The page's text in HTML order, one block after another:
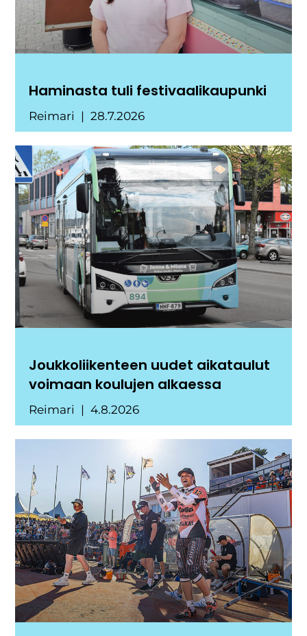
Haminasta tuli festivaalikaupunki
Reimari 28.7.2026
Joukkoliikenteen uudet aikataulut
voimaan koulujen alkaessa
Reimari 4.8.2026